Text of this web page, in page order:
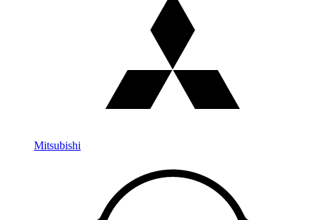
Mitsubishi